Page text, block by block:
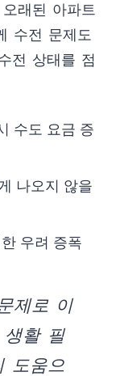
래된 아파트
수전 문제도
전 상태를 점
수도 요금 증
나오지 않을
우려 증폭
제로 이
생활 필
도움으